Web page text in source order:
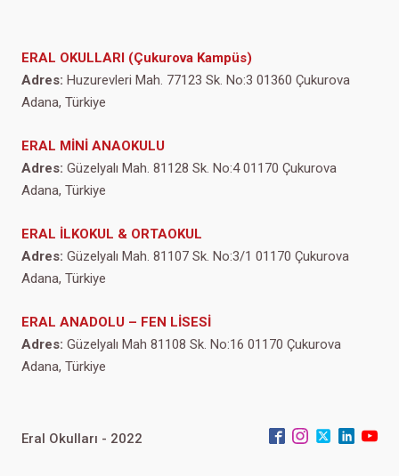
ERAL OKULLARI (Çukurova Kampüs)
Adres: Huzurevleri Mah. 77123 Sk. No:3 01360 Çukurova
Adana, Türkiye
ERAL MİNİ ANAOKULU
Adres: Güzelyalı Mah. 81128 Sk. No:4 01170 Çukurova
Adana, Türkiye
ERAL İLKOKUL & ORTAOKUL
Adres: Güzelyalı Mah. 81107 Sk. No:3/1 01170 Çukurova
Adana, Türkiye
ERAL ANADOLU – FEN LİSESİ
Adres: Güzelyalı Mah 81108 Sk. No:16 01170 Çukurova
Adana, Türkiye
Eral Okulları - 2022